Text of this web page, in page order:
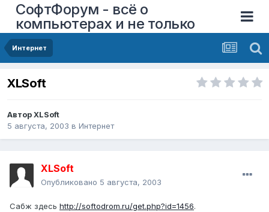
СофтФорум - всё о
компьютерах и не только
Интернет
XLSoft
АвторXLSoft
5 августа, 2003 в Интернет
XLSoft
Опубликовано 5 августа, 2003
Сабж здесь http://softodrom.ru/get.php?id=1456.